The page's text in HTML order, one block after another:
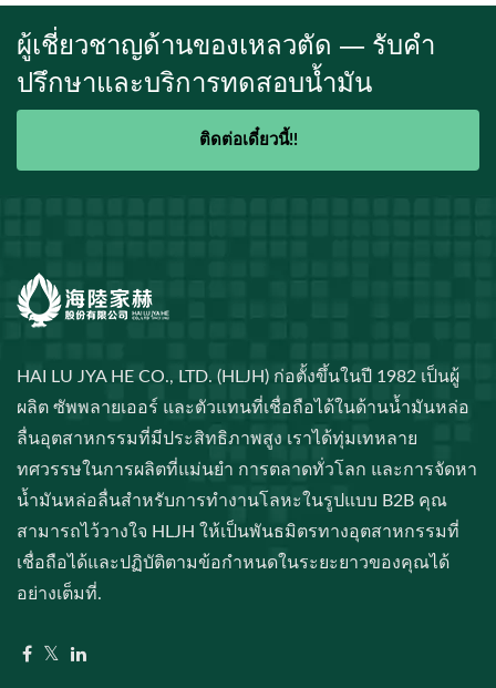
ผู้เชี่ยวชาญด้านของเหลวตัด — รับคำ
ปรึกษาและบริการทดสอบน้ำมัน
ติดต่อเดี๋ยวนี้!!
HAI LU JYA HE CO., LTD. (HLJH) ก่อตั้งขึ้นในปี 1982 เป็นผู้
ผลิต ซัพพลายเออร์ และตัวแทนที่เชื่อถือได้ในด้านน้ำมันหล่อ
ลื่นอุตสาหกรรมที่มีประสิทธิภาพสูง เราได้ทุ่มเทหลาย
ทศวรรษในการผลิตที่แม่นยำ การตลาดทั่วโลก และการจัดหา
น้ำมันหล่อลื่นสำหรับการทำงานโลหะในรูปแบบ B2B คุณ
สามารถไว้วางใจ HLJH ให้เป็นพันธมิตรทางอุตสาหกรรมที่
เชื่อถือได้และปฏิบัติตามข้อกำหนดในระยะยาวของคุณได้
อย่างเต็มที่.